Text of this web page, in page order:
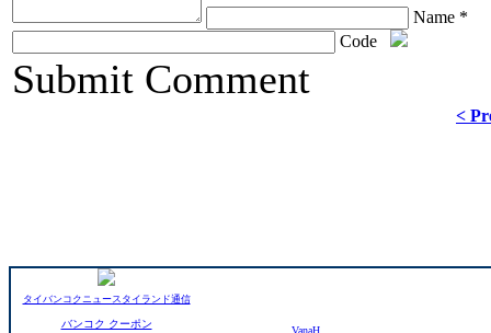
Name *
Code
Submit Comment
<
タイバンコクニュースタイランド通信
バンコク クーポン
VanaH